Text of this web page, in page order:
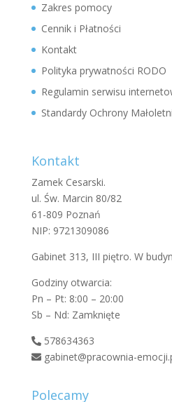
Zakres pomocy
Cennik i Płatności
Kontakt
Polityka prywatności RODO
Regulamin serwisu
Standardy Ochrony
Kontakt
Zamek Cesarski.
ul. Św. Marcin 80/82
61-809 Poznań
NIP: 9721309086
Gabinet 313, III piętro. W
Godziny otwarcia:
Pn – Pt: 8:00 – 20:00
Sb – Nd: Zamknięte
578634363
gabinet@pracownia-
Polecamy